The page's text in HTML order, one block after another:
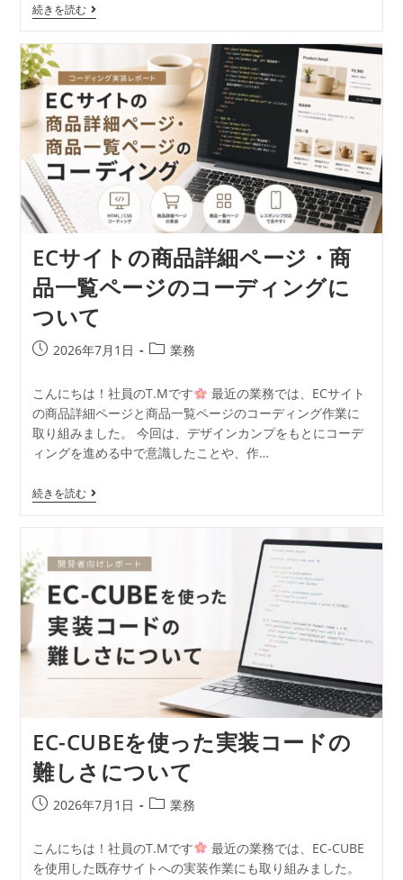
続きを読む
ECサイトの商品詳細ページ・商
品一覧ページのコーディングに
ついて
2026年7月1日 業務
こんにちは！社員のT.Mです
最近の業務では、ECサイト
の商品詳細ページと商品一覧ページのコーディング作業に
取り組みました。 今回は、デザインカンプをもとにコーデ
ィングを進める中で意識したことや、作…
続きを読む
EC-CUBEを使った実装コードの
難しさについて
2026年7月1日 業務
こんにちは！社員のT.Mです
最近の業務では、EC-CUBE
を使用した既存サイトへの実装作業にも取り組みました。